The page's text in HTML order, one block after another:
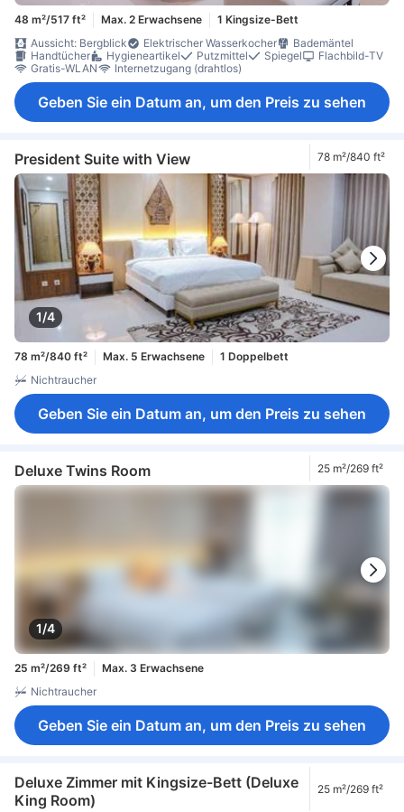
48 m²/517 ft² Max. 2 Erwachsene
1 Kingsize-Bett
Aussicht: Bergblick
Elektrischer Wasserkocher
Bademäntel
Handtücher
Hygieneartikel Putzmittel Spiegel
Flachbild-TV
Gratis-WLAN
Internetzugang (drahtlos)
Geben Sie ein Datum an, um den Preis zu sehen
President Suite with View 78 m²/840 ft²
1/4
78 m²/840 ft² Max. 5 Erwachsene
1 Doppelbett
Nichtraucher
Geben Sie ein Datum an, um den Preis zu sehen
Deluxe Twins Room 25 m²/269 ft²
1/4
25 m²/269 ft²
Max. 3 Erwachsene
Nichtraucher
Geben Sie ein Datum an, um den Preis zu sehen
Deluxe Zimmer mit Kingsize-Bett (Deluxe
King Room)
25 m²/269 ft²